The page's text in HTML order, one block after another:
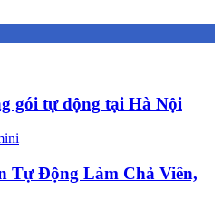
gói tự động tại Hà Nội
Tự Động Làm Chả Viên,